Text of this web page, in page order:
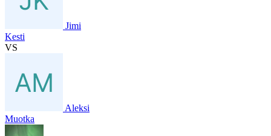
Jimi
Kesti
VS
Aleksi
Muotka